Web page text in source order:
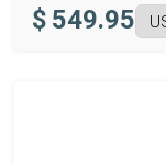
$ 549.95